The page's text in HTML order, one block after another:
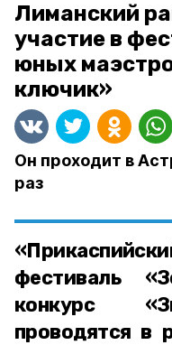
Лиманский
участие в
юных
ключик»
Он проходит в
раз
фестиваль
конкурс
проводятся в